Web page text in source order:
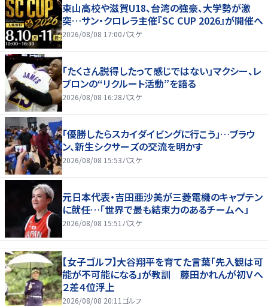
東山高校や滋賀U18、台湾の強豪、大学勢が激
突…サン・クロレラ主催『SC CUP 2026』が開催へ
2026/08/08 17:00バスケ
「たくさん説得したって感じではない」マクシー、レ
ブロンの“リクルート活動”を語る
2026/08/08 16:28バスケ
「優勝したらスカイダイビングに行こう」…ブラウ
ン、新生シクサーズの交流を明かす
2026/08/08 15:53バスケ
元日本代表・吉田亜沙美が三菱電機のキャプテン
に就任…「世界で最も結束力のあるチームへ」
2026/08/08 15:51 バスケ
【女子ゴルフ】大谷翔平を育てた言葉「先入観は可
能が不可能になる」が教訓 藤田かれんが初Ｖへ
２差４位浮上
2026/08/08 20:11 ゴルフ